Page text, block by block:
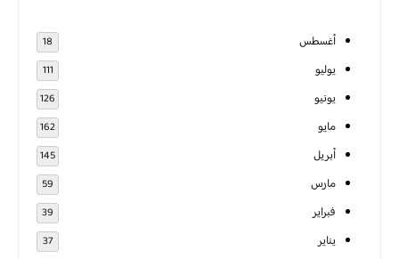
أغسطس 18
يوليو 111
يونيو 126
مايو 162
أبريل 145
مارس 59
فبراير 39
يناير 37